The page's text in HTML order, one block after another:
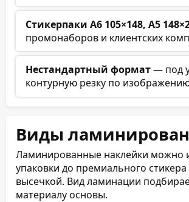
Стикерпаки А6 105×148, А5
промонаборов и клиентских
Нестандартный формат— под
контурную резку по
Виды
Ламинированные наклейки можно
упаковки до премиального
высечкой. Вид ламинации
материалу основы.